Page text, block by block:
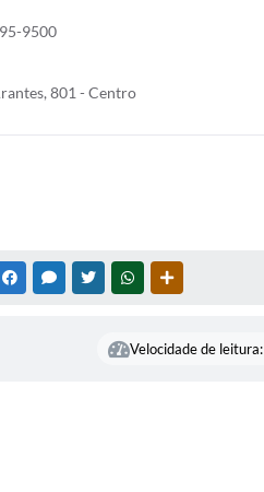
9500
801 - Centro
FACEBOOKMESSENGER
TWITTERWHATSAPP
Velocidade de leitura: